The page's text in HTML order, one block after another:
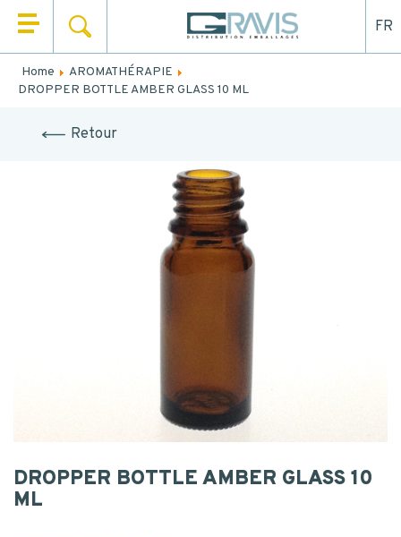
HOME
WHO ARE WE
OUR MARKETS
OUR SERVICES
CONTACT
FR
Home
AROMATHÉRAPIE
DROPPER BOTTLE AMBER GLASS 10 ML
Retour
DROPPER BOTTLE AMBER GLASS 10
ML
Fill out the form below to be recalled or contacted by
mail.
NAME
MESSAGE